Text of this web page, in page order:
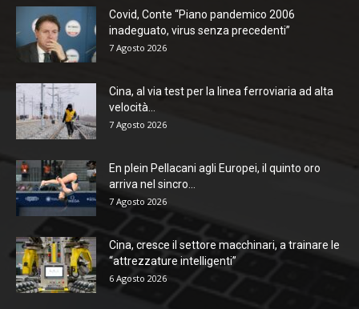
Covid, Conte “Piano pandemico 2006
inadeguato, virus senza precedenti”
7 Agosto 2026
Cina, al via test per la linea ferroviaria ad alta
velocità...
7 Agosto 2026
En plein Pellacani agli Europei, il quinto oro
arriva nel sincro...
7 Agosto 2026
Cina, cresce il settore macchinari, a trainare le
“attrezzature intelligenti”
6 Agosto 2026